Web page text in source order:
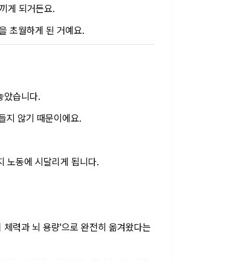
게 되거든요.
초월하게 된 거예요.
았습니다.
지 않기 때문이에요.
노동에 시달리게 됩니다.
력과 뇌 용량'으로 완전히 옮겨왔다는